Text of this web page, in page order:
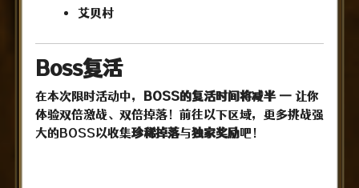
艾贝村
Boss复活
在本次限时活动中， BOSS的复活时间将减半 — 让你
体验双倍激战、双倍掉落！前往以下区域，更多挑战强
大的BOSS以收集珍稀掉落与独家奖励吧！